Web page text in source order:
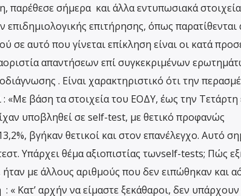
παρέθεσε σήμερα και άλλα εντυπωσιακά
επιτήρησης, όπως παρατίθενται
σε αυτό που γίνεται επίκληση είναι οι κατά
απαντήσεων επί συγκεκριμένων
. Είναι χαρακτηριστικό ότι την
«Με βάση τα στοιχεία του ΕΟΔΥ, έως την Τετάρτη
υποβληθεί σε self-test, με θετικό προφανώς
βγήκαν θετικοί και στον επανέλεγχο. Αυτό
Υπάρχει θέμα αξιοπιστίας τωνself-tests; Πώς
με άλλους αριθμούς που δεν ειπώθηκαν και
« Κατ’ αρχήν να είμαστε ξεκάθαροι, δεν υπάρχουν